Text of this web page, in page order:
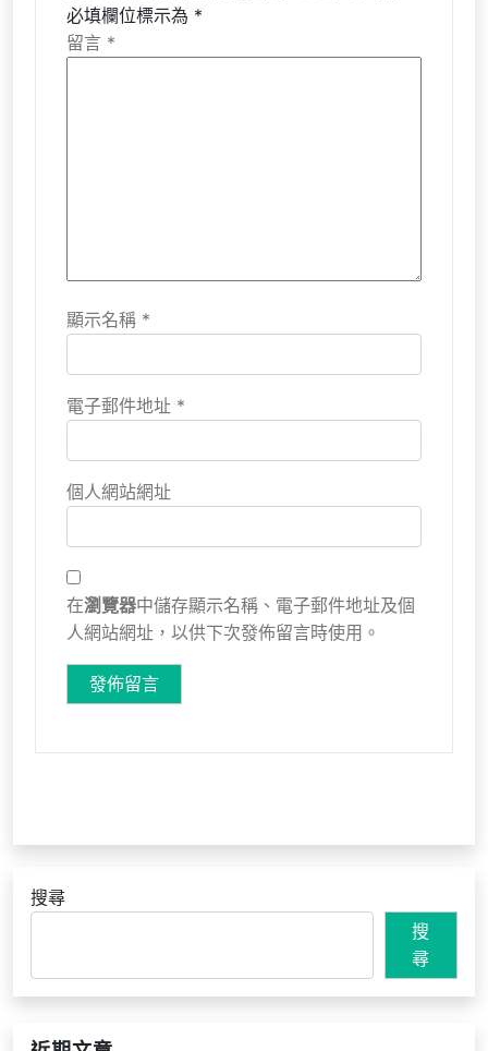
必填欄位標示為 *
留言 *
顯示名稱 *
電子郵件地址 *
個人網站網址
在瀏覽器中儲存顯示名稱、電子郵件地址及個
人網站網址，以供下次發佈留言時使用。
搜尋
搜
尋